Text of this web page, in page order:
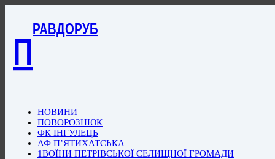
П
РАВДОРУБ
НОВИНИ
ПОВОРОЗНЮК
ФК ІНГУЛЕЦЬ
АФ П’ЯТИХАТСЬКА
1ВОЇНИ ПЕТРІВСЬКОЇ СЕЛИЩНОЇ ГРОМАДИ